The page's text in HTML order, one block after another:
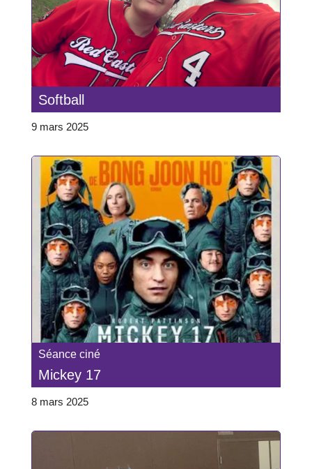
Softball
9 mars 2025
Séance ciné
Mickey 17
8 mars 2025